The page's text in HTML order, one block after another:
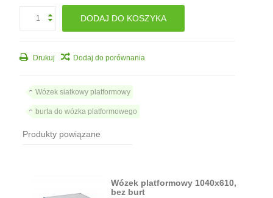
DODAJ DO KOSZYKA
Drukuj Dodaj do porównania
Wózek siatkowy platformowy
burta do wózka platformowego
Produkty powiązane
Wózek platformowy 1040x610,
bez burt